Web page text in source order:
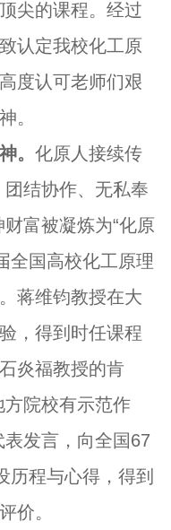
尖的课程。经过
认定我校化工原
度认可老师们艰
。
。 化原人接续传
团结协作、无私奉
富被凝炼为“化原
全国高校化工原理
蒋维钧教授在大
，得到时任课程
炎福教授的肯
方院校有示范作
表发言，向全国67
历程与心得，得到
价。